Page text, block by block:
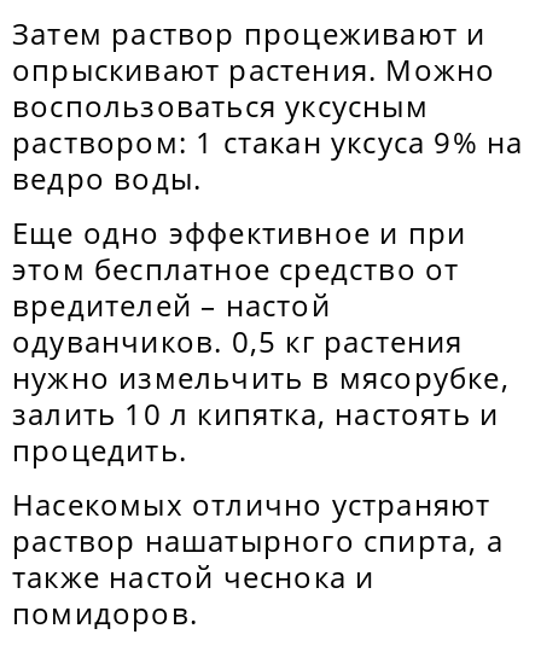
Затем раствор процеживают и
опрыскивают растения. Можно
воспользоваться уксусным
раствором: 1 стакан уксуса 9% на
ведро воды.
Еще одно эффективное и при
этом бесплатное средство от
вредителей – настой
одуванчиков. 0,5 кг растения
нужно измельчить в мясорубке,
залить 10 л кипятка, настоять и
процедить.
Насекомых отлично устраняют
раствор нашатырного спирта, а
также настой чеснока и
помидоров.